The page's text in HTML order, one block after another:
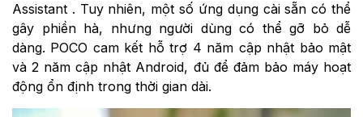
Assistant . Tuy nhiên, một số ứng dụng cài sẵn có thể
gây phiền hà, nhưng người dùng có thể gỡ bỏ dễ
dàng. POCO cam kết hỗ trợ 4 năm cập nhật bảo mật
và 2 năm cập nhật Android, đủ để đảm bảo máy hoạt
động ổn định trong thời gian dài.